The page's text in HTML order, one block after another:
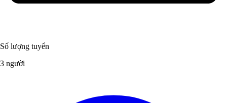
Số lượng tuyển
3 người